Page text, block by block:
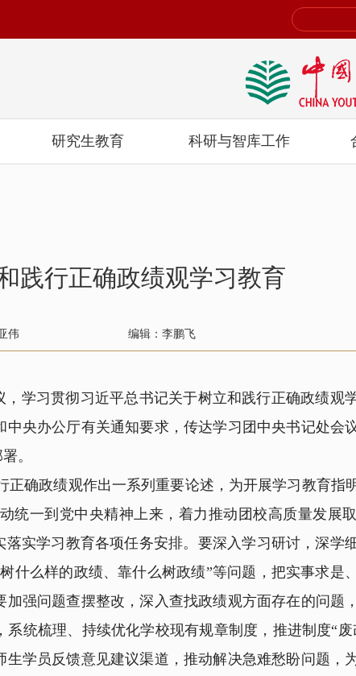
研究生教育 科研与智库工作
践行正确政绩观学习教育
伟 编辑：李鹏飞
学习贯彻习近平总书记关于树立和践行正确政绩观
央办公厅有关通知要求，传达学习团中央书记处会
。
政绩观作出一系列重要论述，为开展学习教育指
统一到党中央精神上来，着力推动团校高质量发展
实学习教育各项任务安排。要深入学习研讨，深学
什么样的政绩、靠什么树政绩”等问题，把实事求是
强问题查摆整改，深入查找政绩观方面存在的问题
统梳理、持续优化学校现有规章制度，推进制度“
学员反馈意见建议渠道，推动解决急难愁盼问题，